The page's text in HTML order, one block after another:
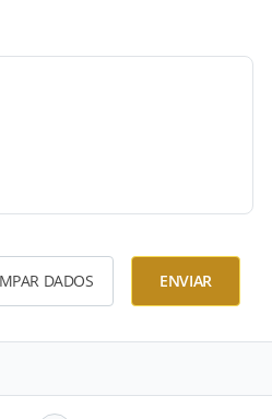
DADOS ENVIAR